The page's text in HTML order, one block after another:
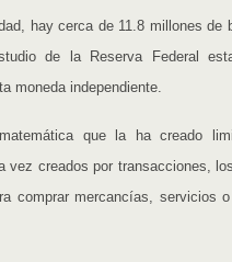
hay cerca de 11.8 millones de
de la Reserva Federal
moneda independiente.
que la ha creado
vez creados por transacciones,
comprar mercancías, servicios